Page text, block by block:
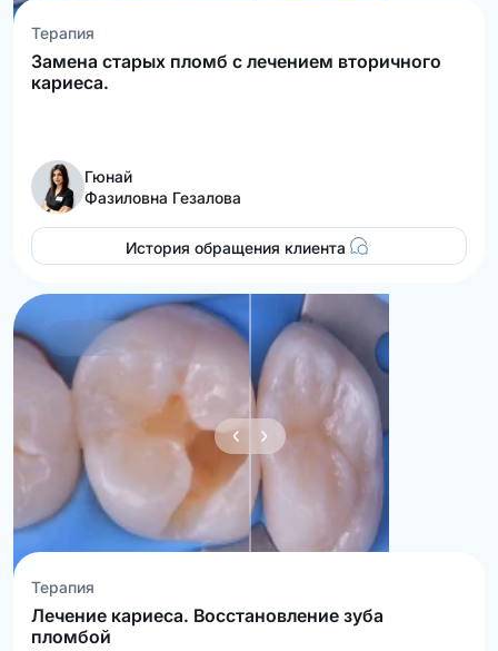
Терапия
Замена старых пломб с лечением вторичного
кариеса.
Гюнай
Фазиловна Гезалова
История обращения клиента
Терапия
Лечение кариеса. Восстановление зуба
пломбой